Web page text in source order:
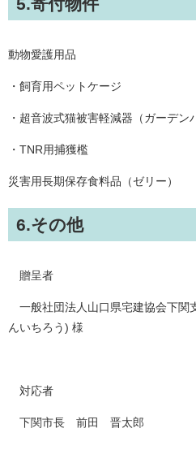
動物愛護用品
・飼育用ペットケ
・超音波式猫被害軽減器（ガーデン
・TNR用捕獲
災害用長期保存食料品（ゼリ
6.その他
贈呈者
一般社団法人山口県宅建協会下関
んいちろう) 様
対応者
下関市長 前田 晋太郎